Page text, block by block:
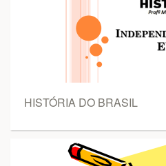
HISTÓRIA DO BRASIL